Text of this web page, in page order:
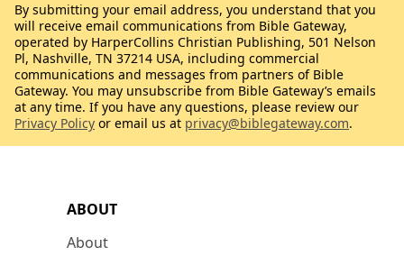
ABOUT
About
By submitting your email address, you understand that you
will receive email communications from Bible Gateway,
operated by HarperCollins Christian Publishing, 501 Nelson
Pl, Nashville, TN 37214 USA, including commercial
communications and messages from partners of Bible
Gateway. You may unsubscribe from Bible Gateway’s emails
at any time. If you have any questions, please review our
Privacy Policy or email us at privacy@biblegateway.com.